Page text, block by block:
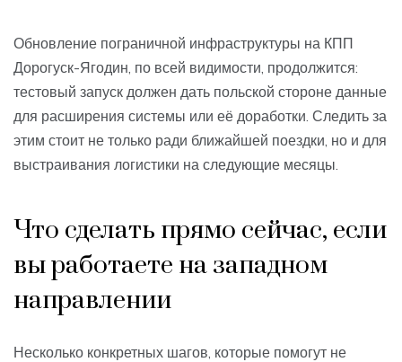
Обновление пограничной инфраструктуры на КПП
Дорогуск-Ягодин, по всей видимости, продолжится:
тестовый запуск должен дать польской стороне данные
для расширения системы или её доработки. Следить за
этим стоит не только ради ближайшей поездки, но и для
выстраивания логистики на следующие месяцы.
Что сделать прямо сейчас, если
вы работаете на западном
направлении
Несколько конкретных шагов, которые помогут не